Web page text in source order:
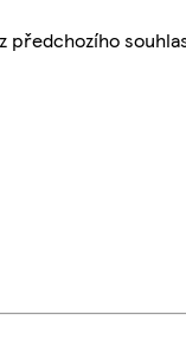
předchozího